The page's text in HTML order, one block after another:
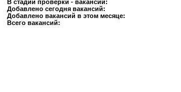
В стадии проверки - вакансий:
Добавлено сегодня вакансий:
Добавлено вакансий в этом месяце:
Всего вакансий: